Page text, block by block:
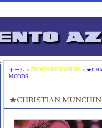
ホーム > MONS RECORDS >
MOODS
★CHRISTIAN